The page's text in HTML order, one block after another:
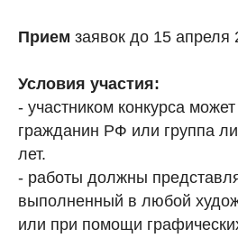
Прием заявок до 15 апреля
Условия участия:
- участником конкурса
гражданин РФ или группа
лет.
- работы должны
выполненный в любой
или при помощи